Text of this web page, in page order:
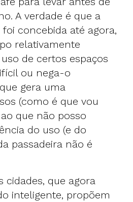
A verdade é que a
concebida até agora,
relativamente
de certos espaços
ou nega-o
gera uma
(como é que vou
que não posso
do uso (e do
passadeira não é
cidades, que agora
inteligente, propõem